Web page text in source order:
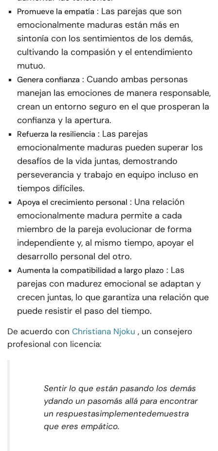
Promueve la empatía : Las parejas que son
emocionalmente maduras están más en
sintonía con los sentimientos de los demás,
cultivando la compasión y el entendimiento
mutuo.
Genera confianza : Cuando ambas personas
manejan las emociones de manera responsable,
crean un entorno seguro en el que prosperan la
confianza y la apertura.
Refuerza la resiliencia : Las parejas
emocionalmente maduras pueden superar los
desafíos de la vida juntas, demostrando
perseverancia y trabajo en equipo incluso en
tiempos difíciles.
Apoya el crecimiento personal : Una relación
emocionalmente madura permite a cada
miembro de la pareja evolucionar de forma
independiente y, al mismo tiempo, apoyar el
desarrollo personal del otro.
Aumenta la compatibilidad a largo plazo : Las
parejas con madurez emocional se adaptan y
crecen juntas, lo que garantiza una relación que
puede resistir el paso del tiempo.
De acuerdo con Christiana Njoku , un consejero
profesional con licencia:
Sentir lo que están pasando los demás
ydando un pasomás allá para encontrar
un respuestasimplementedemuestra
que eres empático.